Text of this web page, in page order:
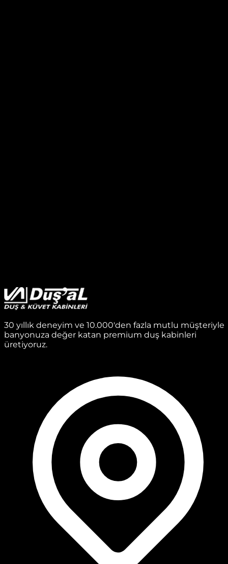
30 yıllık deneyim ve 10.000'den fazla mutlu müşteriyle
banyonuza değer katan premium duş kabinleri
üretiyoruz.